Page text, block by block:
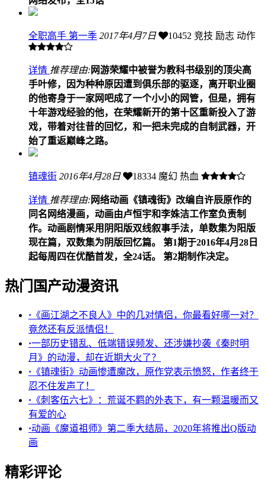
全职高手 第一季 2017年4月7日 10452 竞技 励志 动作
详情 推荐理由: 网游荣耀中被誉为教科书级别的顶尖高
手叶修，因为种种原因遭到俱乐部的驱逐，离开职业圈
的他寄身于一家网吧成了一个小小的网管，但是，拥有
十年游戏经验的他，在荣耀新开的第十区重新投入了游
戏，带着对往昔的回忆，和一把未完成的自制武器，开
始了重返巅峰之路。
镇魂街 2016年4月28日 18334 魔幻 热血
详情 推荐理由: 网络动画《镇魂街》改编自许辰原作的
同名网络漫画，动画由卢恒宇和李姝洁工作室负责制
作。动画剧情采用阴阳版双线叙事手法，单数集为阳版
现在篇，双数集为阴版回忆篇。 第1期于2016年4月28日
起每周四在优酷首发，全24话。 第2期制作决定。
热门国产动漫资讯
· 《画江湖之不良人》中的几对情侣，你最看好哪一对？
竟然还有反派情侣！
·一部历史错乱、低端错误频发、还涉嫌抄袭《秦时明
月》的动漫，却在近期大火了？
· 《镇魂街》动画惨遭魔改，原作党表示愤怒，作者终于
忍不住发声了！
· 《刺客伍六七》：荒诞不羁的外表下，有一颗温暖而又
有爱的心
·动画《魔道祖师》第二季大结局，2020年将推出Q版动
画
精彩评论